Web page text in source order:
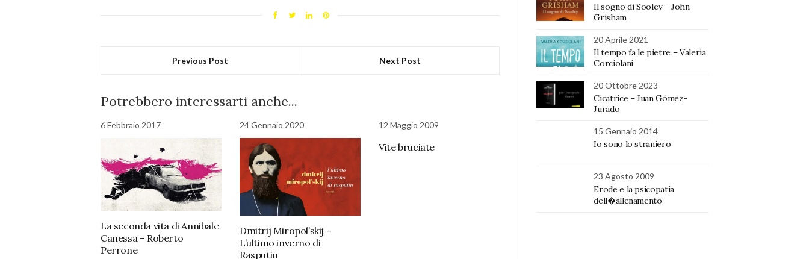
Previous Post Next Post
Potrebbero interessarti anche...
6 Febbraio 2017
La seconda vita di Annibale
Canessa – Roberto
Perrone
24 Gennaio 2020
Dmitrij Miropol’skij –
L’ultimo inverno di
Rasputin
12 Maggio 2009
Vite bruciate
Il sogno di Sooley – John
Grisham
20 Aprile 2021
Il tempo fa le pietre – Valeria
Corciolani
20 Ottobre 2023
Cicatrice – Juan Gómez-
Jurado
15 Gennaio 2014
Io sono lo straniero
23 Agosto 2009
Erode e la psicopatia
dell�allenamento